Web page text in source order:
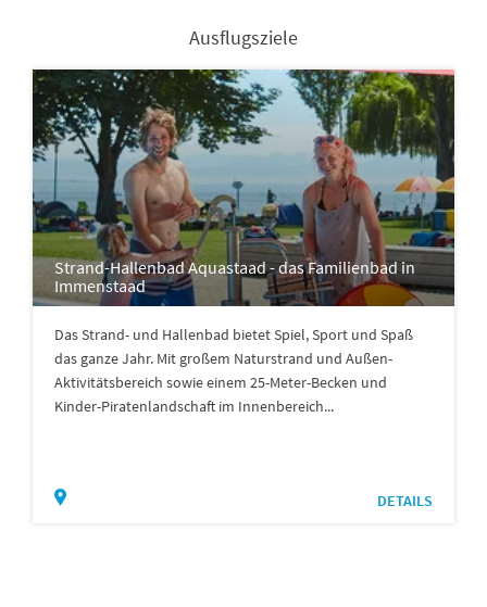
Ausflugsziele
Strand-Hallenbad Aquastaad - das Familienbad in
Immenstaad
Das Strand- und Hallenbad bietet Spiel, Sport und Spaß
das ganze Jahr. Mit großem Naturstrand und Außen-
Aktivitätsbereich sowie einem 25-Meter-Becken und
Kinder-Piratenlandschaft im Innenbereich...
DETAILS